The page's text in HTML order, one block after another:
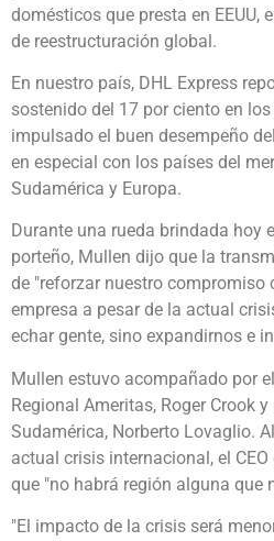
domésticos que presta en EEUU,
de reestructuración global.
En nuestro país, DHL Express
sostenido del 17 por ciento en
impulsado el buen desempeño
en especial con los países del
Sudamérica y Europa.
Durante una rueda brindada hoy
porteño, Mullen dijo que la
de "reforzar nuestro compromiso
empresa a pesar de la actual
echar gente, sino expandirnos e
Mullen estuvo acompañado por
Regional Ameritas, Roger Crook
Sudamérica, Norberto Lovaglio.
actual crisis internacional, el
que "no habrá región alguna que
"El impacto de la crisis será